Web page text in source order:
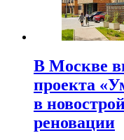
В Москве
проекта
в
реновации